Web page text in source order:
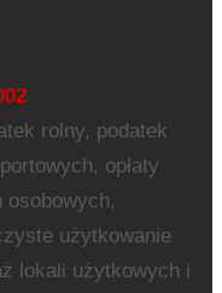
rolny, podatek
opłaty
osobowych,
użytkowanie
lokali użytkowych i